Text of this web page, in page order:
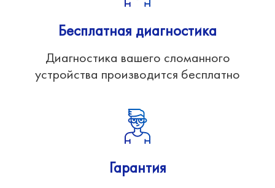
Бесплатная диагностика
Диагностика вашего сломанного
устройства производится бесплатно
Гарантия